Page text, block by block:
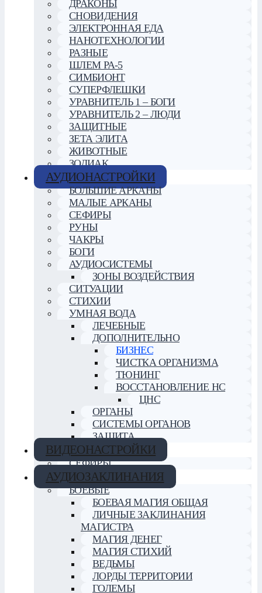
ДРАКОНЫ
СНОВИДЕНИЯ
ЭЛЕКТРОННАЯ ЕДА
НАНОТЕХНОЛОГИИ
РАЗНЫЕ
ШЛЕМ РА-5
СИМБИОНТ
СУПЕРФЛЕШКИ
УРАВНИТЕЛЬ 1 – БОГИ
УРАВНИТЕЛЬ 2 – ЛЮДИ
ЗАЩИТНЫЕ
ЗЕТА ЭЛИТА
ЖИВОТНЫЕ
ЗОДИАК
АУДИОНАСТРОЙКИ
БОЛЬШИЕ АРКАНЫ
МАЛЫЕ АРКАНЫ
СЕФИРЫ
РУНЫ
ЧАКРЫ
БОГИ
АУДИОСИСТЕМЫ
ЗОНЫ ВОЗДЕЙСТВИЯ
СИТУАЦИИ
СТИХИИ
УМНАЯ ВОДА
ЛЕЧЕБНЫЕ
ДОПОЛНИТЕЛЬНО
БИЗНЕС
ЧИСТКА ОРГАНИЗМА
ТЮНИНГ
ВОССТАНОВЛЕНИЕ НС
ЦНС
ОРГАНЫ
СИСТЕМЫ ОРГАНОВ
ЗАЩИТА
ВИДЕОНАСТРОЙКИ
СЕФИРЫ
АУДИОЗАКЛИНАНИЯ
БОЕВЫЕ
БОЕВАЯ МАГИЯ ОБЩАЯ
ЛИЧНЫЕ ЗАКЛИНАНИЯ
МАГИСТРА
МАГИЯ ДЕНЕГ
МАГИЯ СТИХИЙ
ВЕДЬМЫ
ЛОРДЫ ТЕРРИТОРИИ
ГОЛЕМЫ